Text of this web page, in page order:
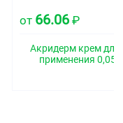
и
от 66.06 ₽
Акридерм крем для
применения